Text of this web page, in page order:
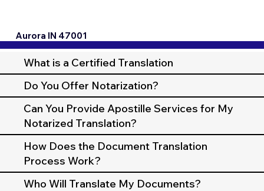
Aurora IN 47001
What is a Certified Translation
Do You Offer Notarization?
Can You Provide Apostille Services for My
Notarized Translation?
How Does the Document Translation
Process Work?
Who Will Translate My Documents?